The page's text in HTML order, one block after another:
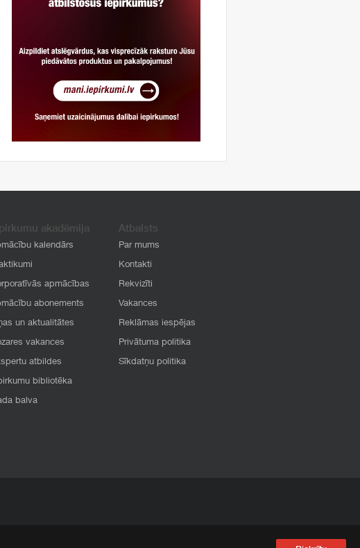
akadēmija
kalendārs
apmācības
abonements
un aktualitātes
vakances
atbildes
bibliotēka
balva
Atbalsts
Par mums
Kontakti
Rekvizīti
Vakances
Reklāmas iespējas
Privātuma politika
Sīkdatņu politika